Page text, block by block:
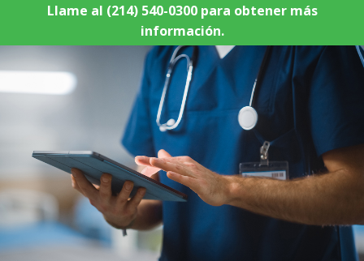
Llame al (214) 540-0300 para obtener más
información.